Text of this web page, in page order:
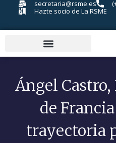
secretaria@rsme.es
Hazte socio de La RSME
Ángel
de
trayectoria